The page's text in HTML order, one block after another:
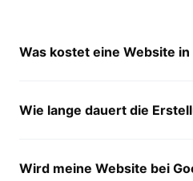
Was kostet eine Website in
Wie lange dauert die
Wird meine Website bei